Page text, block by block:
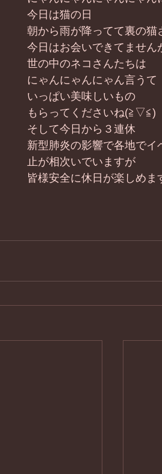
今日は猫の日
朝から雨が降ってて裏の猫
今日はお会いできてません
世の中のネコさんたちは
にゃんにゃんにゃん言うて
いっぱい美味しいもの
もらってくださいね(≧▽≦)
そして今日から３連休
新型肺炎の影響で各地でイ
止が相次いでいますが
皆様安全に休日が楽しめ